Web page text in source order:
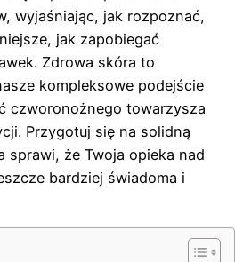
wyjaśniając, jak rozpoznać,
jak zapobiegać
Zdrowa skóra to
kompleksowe podejście
czworonożnego towarzysza
Przygotuj się na solidną
sprawi, że Twoja opieka nad
bardziej świadoma i